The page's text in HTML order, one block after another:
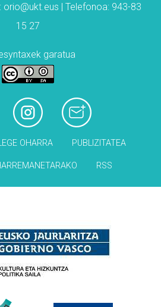
| Telefonoa: 943-83
15 27
garatua
OHARRA PUBLIZITATEA
RSS